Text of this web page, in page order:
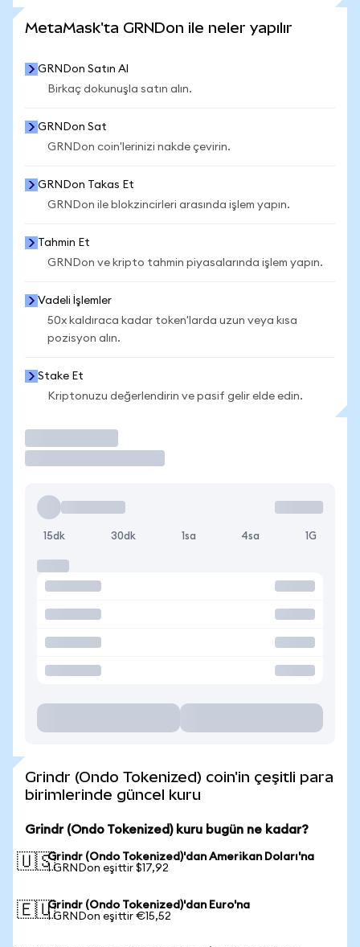
MetaMask'ta GRNDon ile neler yapılır
GRNDon Satın Al
Birkaç dokunuşla satın alın.
GRNDon Sat
GRNDon coin'lerinizi nakde çevirin.
GRNDon Takas Et
GRNDon ile blokzincirleri arasında işlem yapın.
Tahmin Et
GRNDon ve kripto tahmin piyasalarında işlem yapın.
Vadeli İşlemler
50x kaldıraca kadar token'larda uzun veya kısa
pozisyon alın.
Stake Et
Kriptonuzu değerlendirin ve pasif gelir elde edin.
15dk 30dk 1sa 4sa 1G
Grindr (Ondo Tokenized) coin'in çeşitli para
birimlerinde güncel kuru
Grindr (Ondo Tokenized) kuru bugün ne kadar?
🇺🇸Grindr (Ondo Tokenized)'dan Amerikan Doları'na
1 GRNDon eşittir $17,92
🇪🇺Grindr (Ondo Tokenized)'dan Euro'na
1 GRNDon eşittir €15,52